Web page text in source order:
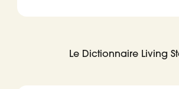
Le Dictionnaire Living